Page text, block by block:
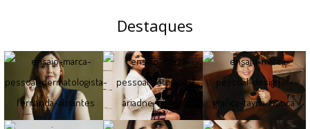
Destaques